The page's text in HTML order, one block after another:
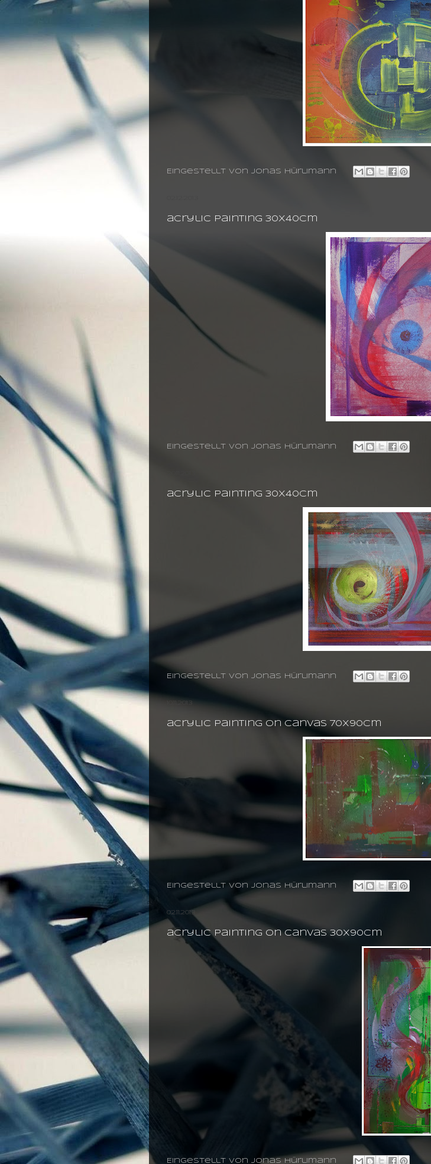
Eingestellt von jonas hürlimann
acrylic painting 30X40cm
Eingestellt von jonas hürlimann
acrylic painting 30X40cm
Eingestellt von jonas hürlimann
10.11.2013
acrylic painting on canvas 70X90cm
Eingestellt von jonas hürlimann
02.11.2013
acrylic painting on canvas 30X90cm
Eingestellt von jonas hürlimann